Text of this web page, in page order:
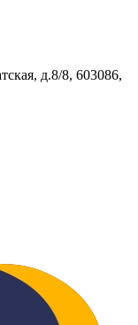
д.8/8, 603086,